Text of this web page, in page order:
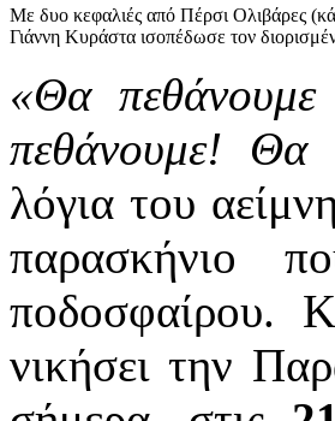
Με δυο κεφαλιές από Πέρσι Ολιβάρες
Γιάννη Κυράστα ισοπέδωσε τον
«Θα
πεθάνουμε! Θα
λόγια του
παρασκήνιο
ποδοσφαίρου.
νικήσει την